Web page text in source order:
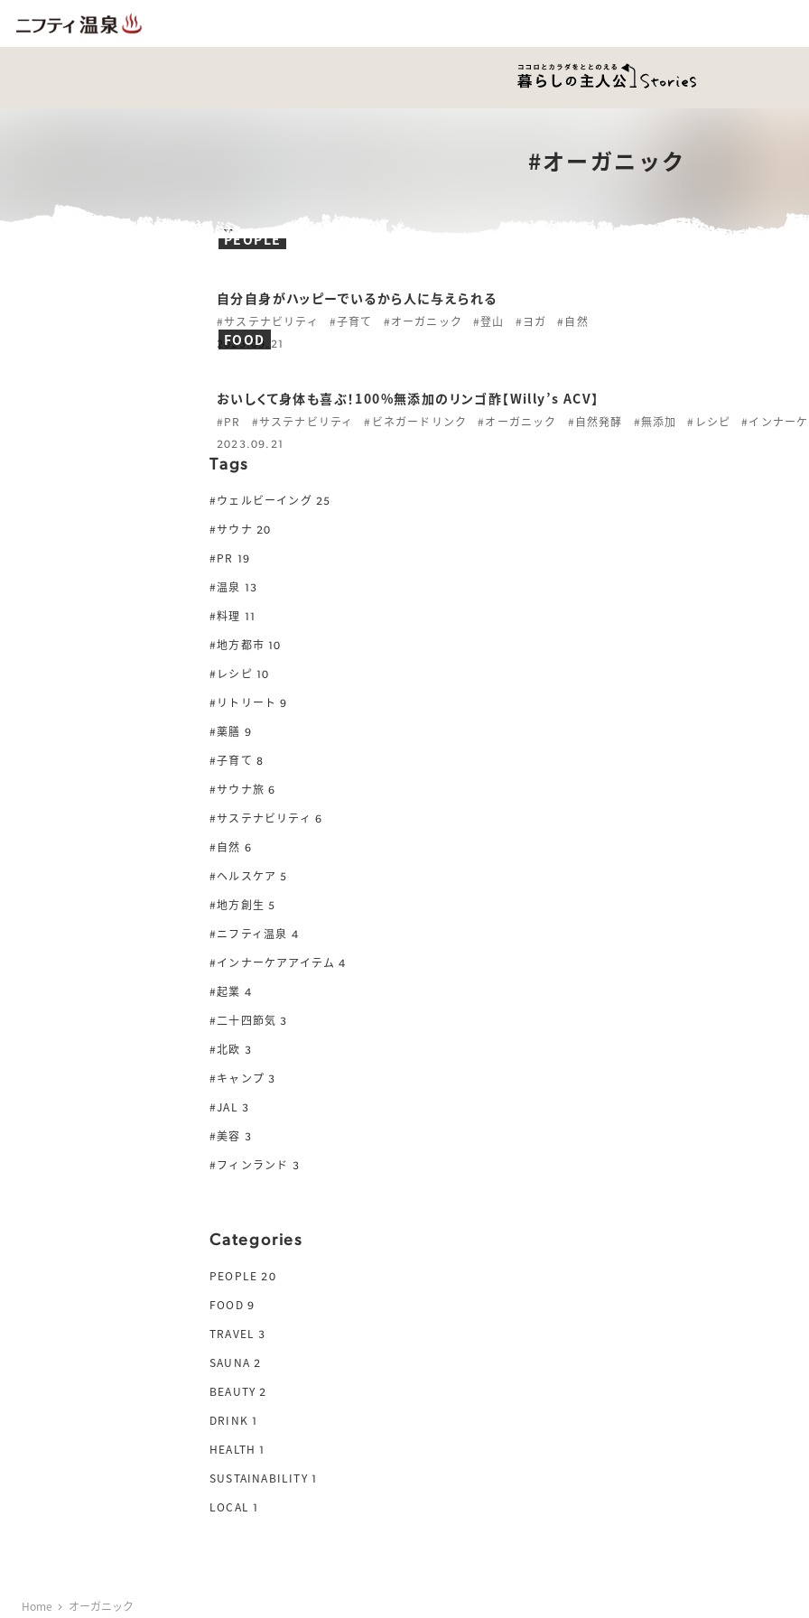
#オーガニック
PEOPLE
自分自身がハッピーでいるから人に与えられる
#サステナビリティ #子育て #オーガニック #登山 #ヨガ #自然
2023.09.21
FOOD
おいしくて身体も喜ぶ！100%無添加のリンゴ酢【Willy’s ACV】
#PR #サステナビリティ #ビネガードリンク #オーガニック #自然発酵 #無添加 #レシピ #インナー
2023.09.21
Tags
#ウェルビーイング 25
#サウナ 20
#PR 19
#温泉 13
#料理 11
#地方都市10
#レシピ 10
#リトリート9
#薬膳 9
#子育て 8
#サウナ旅6
#サステナビリティ 6
#自然 6
#ヘルスケア5
#地方創生5
#ニフティ温泉 4
#インナーケアアイテム4
#起業 4
#二十四節気3
#北欧 3
#キャンプ3
#JAL 3
#美容 3
#フィンランド 3
Categories
PEOPLE20
FOOD 9
TRAVEL3
SAUNA2
BEAUTY2
DRINK1
HEALTH1
SUSTAINABILITY 1
LOCAL1
Home オーガニック